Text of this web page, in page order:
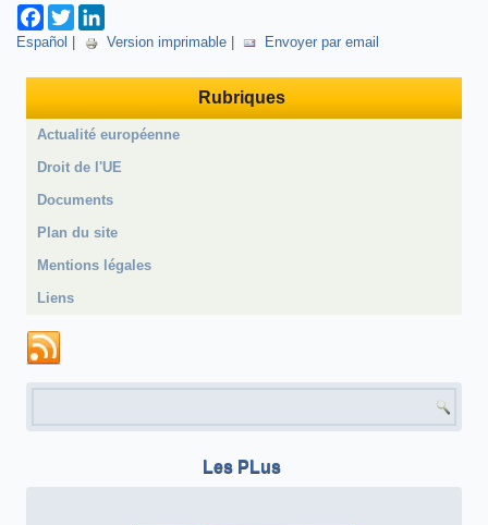
Facebook
Twitter
Español Version imprimable| Envoyer par email
Rubriques
Actualité européenne
Droit de l'UE
Documents
Plan du site
Mentions légales
Liens
Les PLus